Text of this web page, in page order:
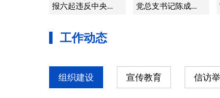
报六起违反中央...
党总支书记陈成...
工作动态
组织建设 宣传教育 信访